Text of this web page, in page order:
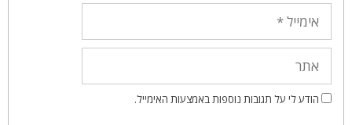
הודע לי על תגובות נוספות באמצעות האימייל.